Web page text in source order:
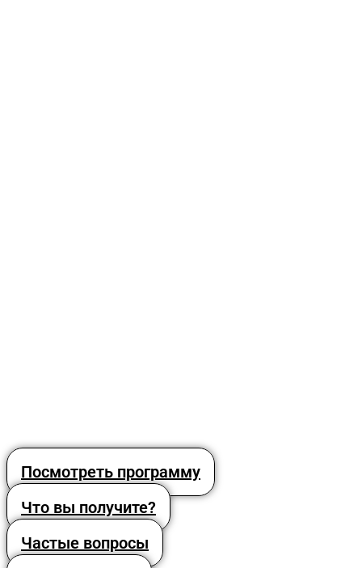
Посмотреть программу
Что вы получите?
Частые вопросы